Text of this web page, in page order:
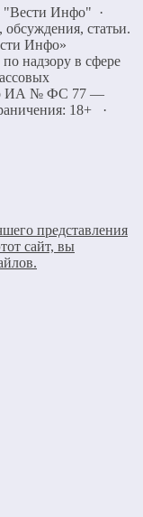
"Вести Инфо" ·
статьи.
Инфо»
надзору в сфере
ИА № ФС 77 —
18+
·
представления
сайт, вы